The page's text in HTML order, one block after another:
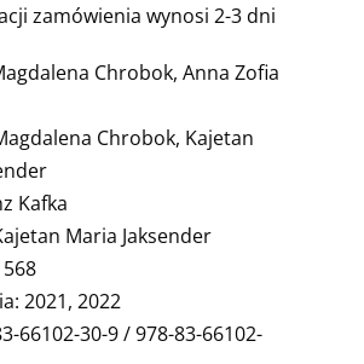
zamówienia wynosi 2-3 dni
Chrobok, Anna Zofia
Chrobok, Kajetan
Kafka
Maria Jaksender
2021, 2022
66102-30-9 / 978-83-66102-